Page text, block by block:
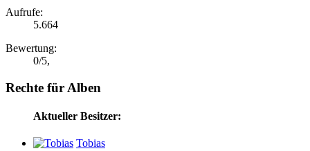
Aufrufe:
5.664
Bewertung:
0/5,
Rechte für Alben
Aktueller Besitzer:
Tobias